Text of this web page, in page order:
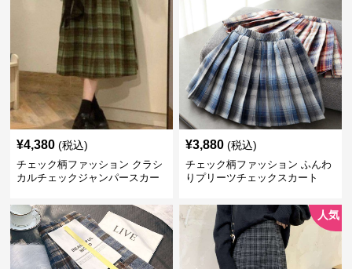
¥4,380 (税込)
チェック柄ファッション クラシ
カルチェックジャンパースカー
¥3,880 (税込)
チェック柄ファッション ふんわ
りプリーツチェックスカート
人気